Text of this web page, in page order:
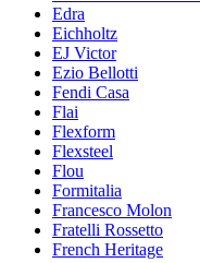
Edra
Eichholtz
EJ Victor
Ezio Bellotti
Fendi Casa
Flai
Flexform
Flexsteel
Flou
Formitalia
Francesco Molon
Fratelli Rossetto
French Heritage